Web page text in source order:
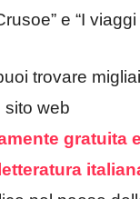
e “I viaggi
trovare
sito web
gratuita